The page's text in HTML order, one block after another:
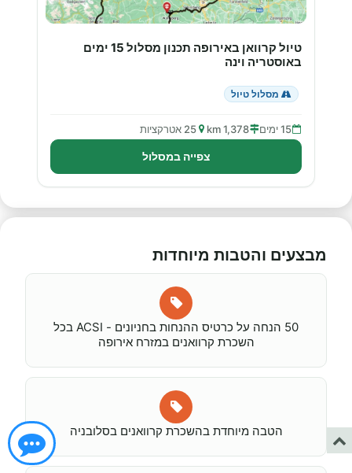
טיול קרוואן באירופה תכנון מסלול 15 ימים
באוסטריה וינה
מסלול טיול
15 ימים 1,378 km 25 אטרקציות
צפייה במסלול
מבצעים והטבות מיוחדות
50 הנחה על כרטיס ההנחות בחניונים - ACSI בכל
השכרת קרוואנים במזרח אירופה
הטבה מיוחדת בהשכרת קרוואנים בסלובניה